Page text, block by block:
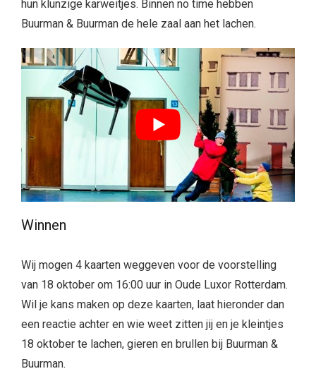
hun klunzige karweitjes. Binnen no time hebben
Buurman & Buurman de hele zaal aan het lachen.
Winnen
Wij mogen 4 kaarten weggeven voor de voorstelling
van 18 oktober om 16:00 uur in Oude Luxor Rotterdam.
Wil je kans maken op deze kaarten, laat hieronder dan
een reactie achter en wie weet zitten jij en je kleintjes
18 oktober te lachen, gieren en brullen bij Buurman &
Buurman.